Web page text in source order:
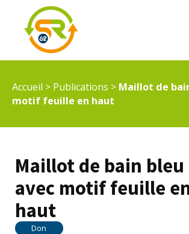
Accueil > Publications > Maillot de
motif feuille en haut
Maillot de bain bleu
avec motif feuille
haut
Don